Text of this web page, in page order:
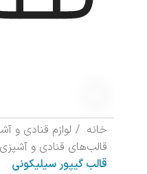
خانه
لوازم قنادی و
قالب‌های قنادی و آشپزی
قالب گیپور سیلیکونی